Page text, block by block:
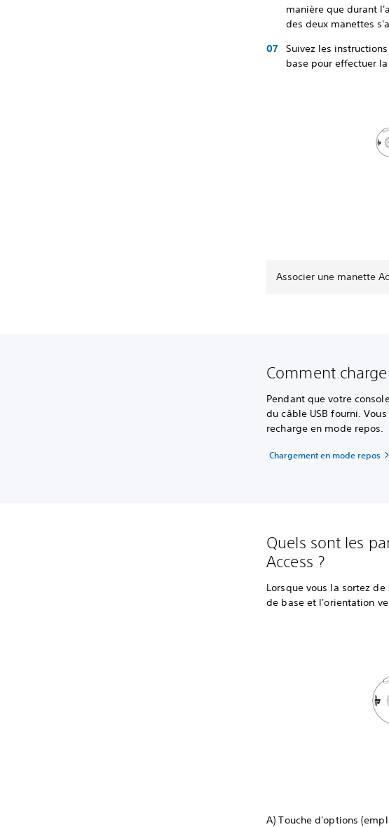
manière que durant
des deux manettes
Suivez les
base pour effectuer
Associer une manette
Comment
Pendant que votre
du câble USB fourni.
recharge en mode repos.
Chargement en mode repos
Quels sont les
Access ?
Lorsque vous la sortez
de base et l'orientation
A) Touche d'options